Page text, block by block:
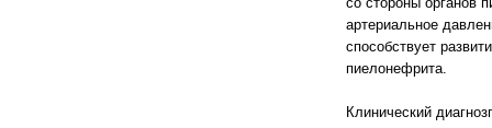
артериальное
способствует
пиелонефрита.
Клинический